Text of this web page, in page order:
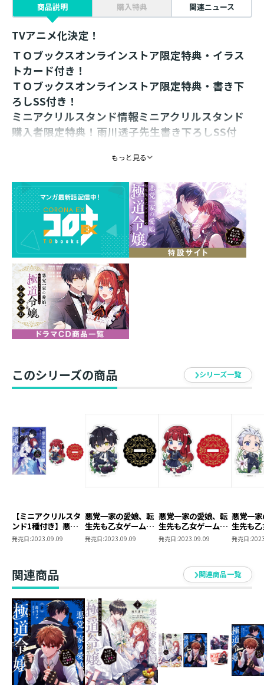
商品説明 購入特典 関連ニュース
TVアニメ化決定！
ＴＯブックスオンラインストア限定特典・イラス
トカード付き！
ＴＯブックスオンラインストア限定特典・書き下
ろしSS付き！
ミニアクリルスタンド情報ミニアクリルスタンド
購入者限定特典！雨川透子先生書き下ろしSS付
元極道の孫娘×極悪婚約者の危険な《ラブ》ゲーム第２
巻！
１巻発売即重版！ ドラマCD企画進行中！
「秘密を守る代わりに──俺の名前を呼んで？」
平穏のために婚約解消したいフランチェスカだが、若当
主のレオナルドは偏愛的に彼女を甘やかし、口説いてく
る。隠していた強力な主人公スキルまで彼にバレてしま
い、秘密を守る代わりにと「名前呼び」をお願いされる
事態に。まさか、黒幕であるレオナルドを《入手》して
《育成》していることになってるんじゃ──!? と慄く
なか、「君を自慢したい」とゲームシナリオの大事件が
危険な《ラブ》ゲーム第２巻！
あくまなグッズ第２弾！
今回も各キャラクターごとに内容の異なる特典SSが付く
豪華仕様です！
全高約７cmのミニサイズ！
ちょっとしたスペースに飾ってもお楽しみいただけま
仕様 ： 特典イラストカード付きコミック
＋ミニアクリルスタンド1体＋特典SS1枚
発行元 ： TOブックス
著 ： 雨川透子
漫画 ： 轟斗ソラ
もっと見る
このシリーズの商品 シリーズ一覧
【ミニアクリルスタ
ンド1種付き】悪党
一家の愛娘、転生先
ま、その溺愛は不要
です！～
発売日:2023.09.09
悪党一家の愛娘、転
生先も乙女ゲームの
極道令嬢でした。 ミ
発売日:2023.09.09
悪党一家の愛娘、転
生先も乙女ゲームの
極道令嬢でした。 ミ
発売日:2023.09.09
悪党一
生先も
極道令
発売日:
関連商品 関連商品一覧